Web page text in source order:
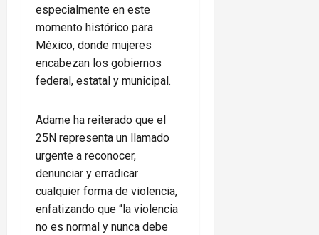
especialmente en este
momento histórico para
México, donde mujeres
encabezan los gobiernos
federal, estatal y municipal.
Adame ha reiterado que el
25N representa un llamado
urgente a reconocer,
denunciar y erradicar
cualquier forma de violencia,
enfatizando que “la violencia
no es normal y nunca debe